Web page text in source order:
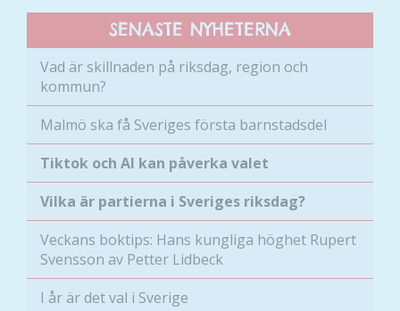
SENASTE NYHETERNA
Vad är skillnaden på riksdag, region och
kommun?
Malmö ska få Sveriges första barnstadsdel
Tiktok och AI kan påverka valet
Vilka är partierna i Sveriges riksdag?
Veckans boktips: Hans kungliga höghet Rupert
Svensson av Petter Lidbeck
I år är det val i Sverige
Nödvändiga
går inte att